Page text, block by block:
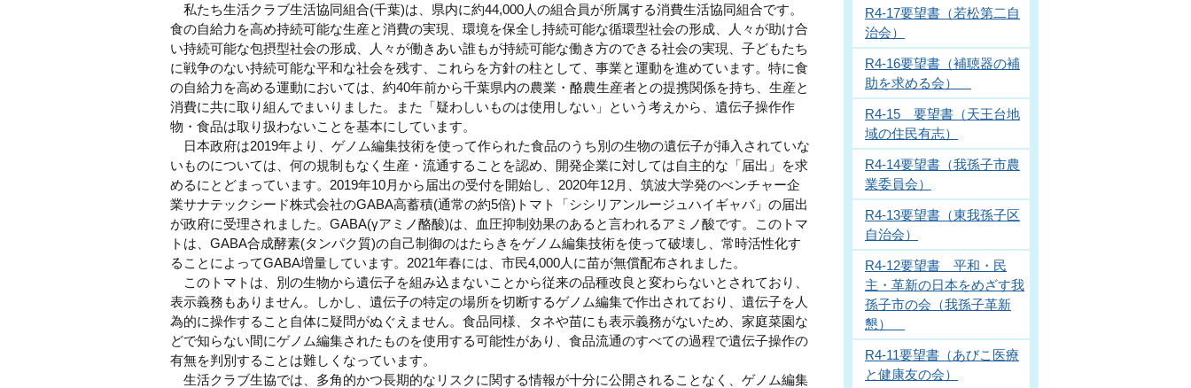
私たち生活クラブ生活協同組合(千葉)は、県内に約44,000人の組合員が所属する消費生活協同組合です。
食の自給力を高め持続可能な生産と消費の実現、環境を保全し持続可能な循環型社会の形成、人々が助け合
い持続可能な包摂型社会の形成、人々が働きあい誰もが持続可能な働き方のできる社会の実現、子どもたち
に戦争のない持続可能な平和な社会を残す、これらを方針の柱として、事業と運動を進めています。特に食
の自給力を高める運動においては、約40年前から千葉県内の農業・酪農生産者との提携関係を持ち、生産と
消費に共に取り組んでまいりました。また「疑わしいものは使用しない」という考えから、遺伝子操作作
物・食品は取り扱わないことを基本にしています。
日本政府は2019年より、ゲノム編集技術を使って作られた食品のうち別の生物の遺伝子が挿入されていな
いものについては、何の規制もなく生産・流通することを認め、開発企業に対しては自主的な「届出」を求
めるにとどまっています。2019年10月から届出の受付を開始し、2020年12月、筑波大学発のべンチャー企
業サナテックシード株式会社のGABA高蓄積(通常の約5倍)トマト「シシリアンルージュハイギャバ」の届出
が政府に受理されました。GABA(γアミノ酪酸)は、血圧抑制効果のあると言われるアミノ酸です。このトマ
トは、GABA合成酵素(タンパク質)の自己制御のはたらきをゲノム編集技術を使って破壊し、常時活性化す
ることによってGABA増量しています。2021年春には、市民4,000人に苗が無償配布されました。
このトマトは、別の生物から遺伝子を組み込まないことから従来の品種改良と変わらないとされており、
表示義務もありません。しかし、遺伝子の特定の場所を切断するゲノム編集で作出されており、遺伝子を人
為的に操作すること自体に疑問がぬぐえません。食品同様、タネや苗にも表示義務がないため、家庭菜園な
どで知らない間にゲノム編集されたものを使用する可能性があり、食品流通のすべての過程で遺伝子操作の
有無を判別することは難しくなっています。
生活クラブ生協では、多角的かつ長期的なリスクに関する情報が十分に公開されることなく、ゲノム編集
R4-17要望書（若松第二自
治会）
R4-16要望書（補聴器の補
助を求める会）
R4-15 要望書（天王台地
域の住民有志）
R4-14要望書（我孫子市農
業委員会）
R4-13要望書（東我孫子区
自治会）
R4-12要望書 平和・民
主・革新の日本をめざす我
孫子市の会（我孫子革新
懇）
R4-11要望書（あびこ医療
と健康友の会）